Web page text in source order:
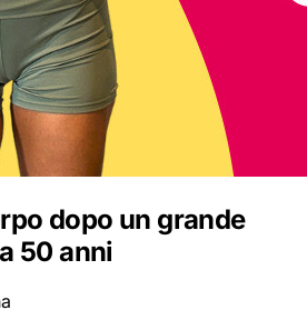
dopo un grande
50 anni